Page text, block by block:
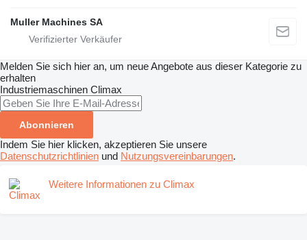
Muller Machines SA
Melden Sie sich hier an, um neue Angebote aus dieser Kategorie zu
erhalten
Industriemaschinen Climax
Abonnieren
Indem Sie hier klicken, akzeptieren Sie unsere
Datenschutzrichtlinien und Nutzungsvereinbarungen.
Weitere Informationen zu Climax